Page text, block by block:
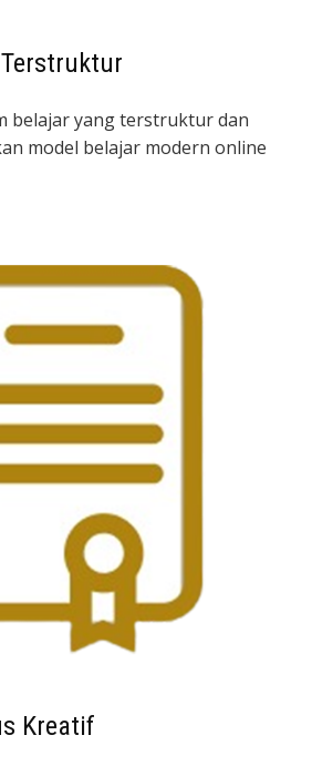
belajar yang terstruktur dan
model belajar modern online
Kreatif